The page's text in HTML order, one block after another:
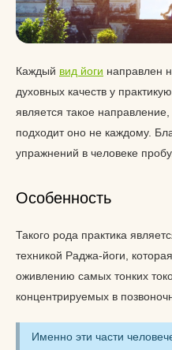
Каждый вид йоги направлен
духовных качеств у
является такое
подходит оно не каждому.
упражнений в человеке
Особенность
Такого рода практика
техникой Раджа-йоги,
оживлению самых тонких
концентрируемых в
Именно эти части